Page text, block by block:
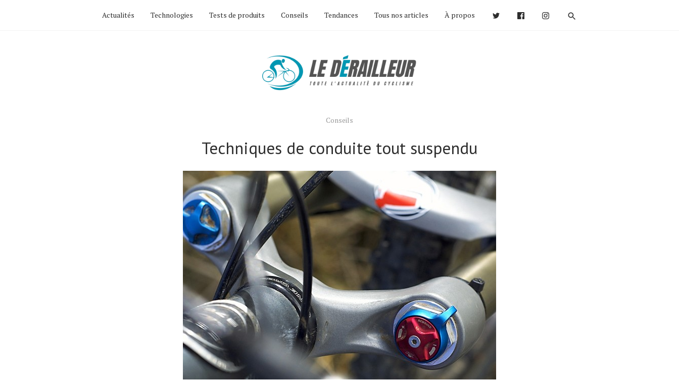
Actualités Technologies Tests de produits Conseils Tendances Tous nos articles À propos
Conseils
Techniques de conduite tout suspendu